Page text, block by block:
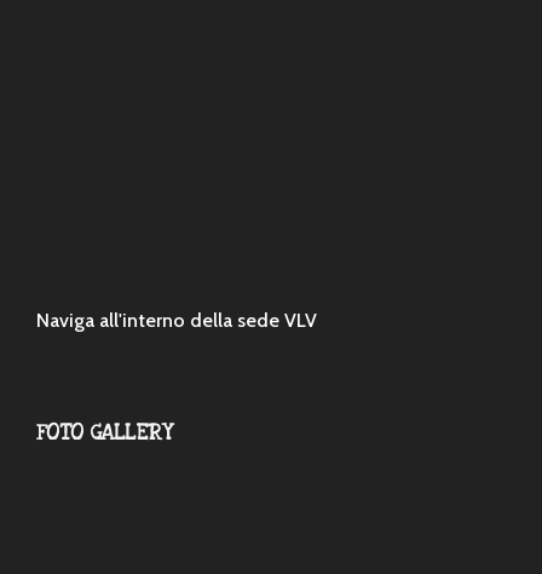
Naviga all'interno della sede VLV
FOTO GALLERY